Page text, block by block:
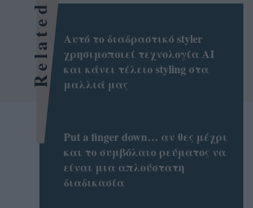
Related
Αυτό το διαδραστικό styler
χρησιμοποιεί τεχνολογία AI
και κάνει τέλειο styling στα
μαλλιά μας
Put a finger down… αν θες μέχρι
και το συμβόλαιο ρεύματος να
είναι μια απλούστατη
διαδικασία